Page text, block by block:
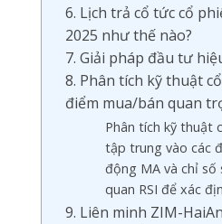
6. Lịch trả cổ tức cổ
2025 như thế nào?
7. Giải pháp đầu tư
8. Phân tích kỹ thuật
điểm mua/bán quan
Phân tích kỹ thuật
tập trung vào các
động MA và chỉ
quan RSI để xác
9. Liên minh ZIM-